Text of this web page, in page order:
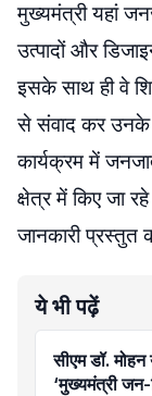
मुख्यमंत्री यहां
उत्पादों और
इसके साथ ही वे
से संवाद कर उनके
कार्यक्रम में
क्षेत्र में किए जा
जानकारी प्रस्तुत
ये भी पढ़ें
सीएम डॉ.
‘मुख्यमंत्री